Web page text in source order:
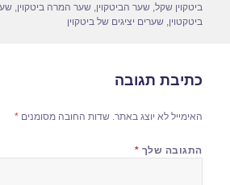
ביטקוין שקל,שער הביטקוין,שער המרה ביטקוין,
ביטקטוין,שערים יציגים של ביטקוין
כתיבת תגובה
האימייל לא יוצג באתר. שדות החובה מסומנים*
התגובה שלך *